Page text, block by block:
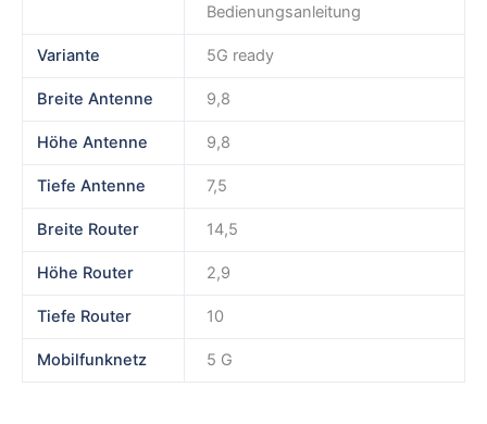
Bedienungsanleitung
Variante 5G ready
Breite Antenne 9,8
Höhe Antenne 9,8
Tiefe Antenne 7,5
Breite Router 14,5
Höhe Router 2,9
Tiefe Router 10
Mobilfunknetz 5 G